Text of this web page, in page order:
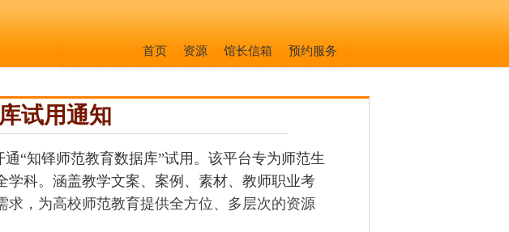
预约服务
馆长信箱
资源
首页
试用通知
“知铎师范教育数据库”试用。该平台专为师范生
科。涵盖教学文案、案例、素材、教师职业考
求 ， 为高校师范教育提供全方位、多层次的资源